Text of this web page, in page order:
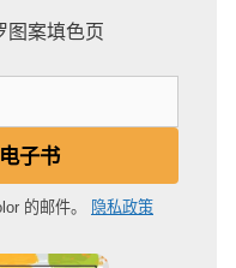
图案填色页
子书
的邮件。 隐私政策